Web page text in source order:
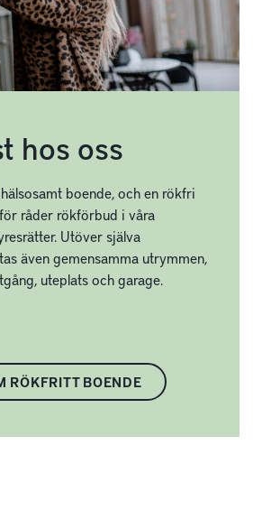
hos oss
boende, och en rökfri
råder rökförbud i våra
Utöver själva
även gemensamma utrymmen,
uteplats och garage.
RÖKFRITT BOENDE